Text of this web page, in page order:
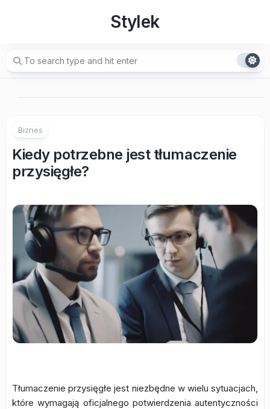
Stylek
Biznes
Kiedy potrzebne jest tłumaczenie
przysięgłe?
Tłumaczenie przysięgłe jest niezbędne w wielu sytuacjach,
które wymagają oficjalnego potwierdzenia autentyczności